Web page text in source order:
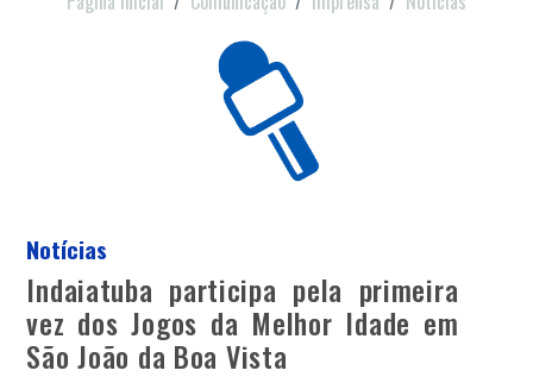
Notícias
Indaiatuba participa pela primeira
vez dos Jogos da Melhor Idade em
São João da Boa Vista